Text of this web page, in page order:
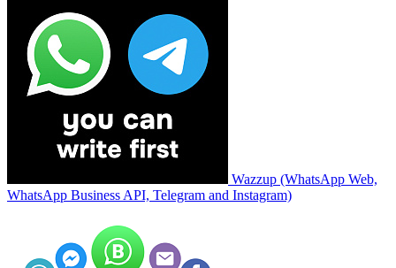
Wazzup (WhatsApp Web,
WhatsApp Business API, Telegram and Instagram)